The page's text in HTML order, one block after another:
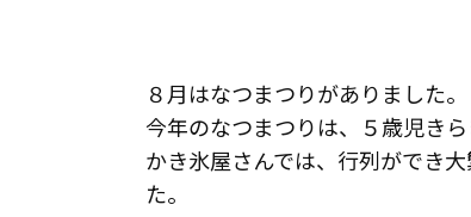
８月はなつまつりがありました。
今年のなつまつりは、５歳児き
かき氷屋さんでは、行列ができ
た。